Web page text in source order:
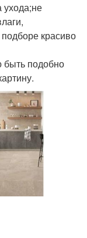
ухода;не
красиво
подобно